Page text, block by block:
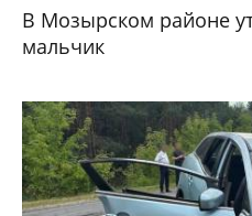
В Мозырском районе
мальчик